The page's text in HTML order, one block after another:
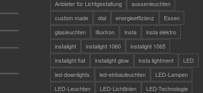
Anbieter für Lichtgestaltung
aussenleuchten
custom made
dial energieeffizienz
Essen
glasleuchten
Illuxtron Insta
insta elektro
instalight
instalight 1060
instalight 1065
instalight flat
instalight glow insta lightment
LED
led-downlights
led-einbauleuchten
LED-Lampen
LED-Leuchten
LED-Lichtlinien
LED-Technologie